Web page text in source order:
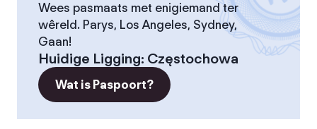
Wees pasmaats met enigiemand ter
wêreld. Parys, Los Angeles, Sydney,
Gaan!
Huidige Ligging: Częstochowa
Wat is Paspoort?